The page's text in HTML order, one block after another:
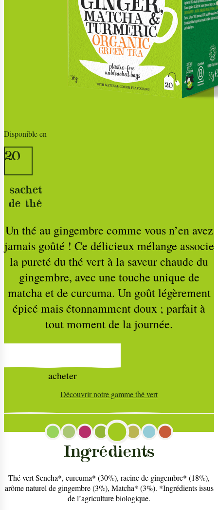
Disponible en
20
sachet
de thé
Un thé au gingembre comme vous n’en avez
jamais goûté ! Ce délicieux mélange associe
la pureté du thé vert à la saveur chaude du
gingembre, avec une touche unique de
matcha et de curcuma. Un goût légèrement
épicé mais étonnamment doux ; parfait à
tout moment de la journée.
acheter
Découvrir notre gammethé vert
Ingrédients
Thé vert Sencha*, curcuma* (30%), racine de gingembre* (18%),
arôme naturel de gingembre (3%), Matcha* (3%). *Ingrédients issus
de l’agriculture biologique.